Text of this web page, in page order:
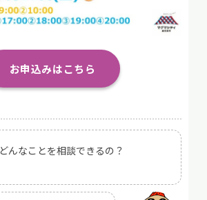
お申込みはこちら
どんなことを相談できるの？